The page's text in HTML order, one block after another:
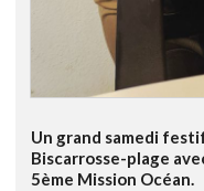
Un grand samedi
Biscarrosse-plage
5ème Mission Océan.